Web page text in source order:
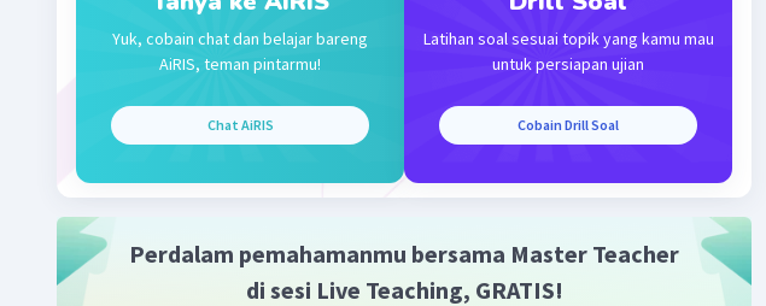
Yuk, cobain chat dan belajar bareng
AiRIS, teman pintarmu!
Chat AiRIS
Latihan soal sesuai topik yang kamu mau
untuk persiapan ujian
Cobain Drill Soal
Perdalam pemahamanmu bersama Master Teacher
di sesi Live Teaching, GRATIS!